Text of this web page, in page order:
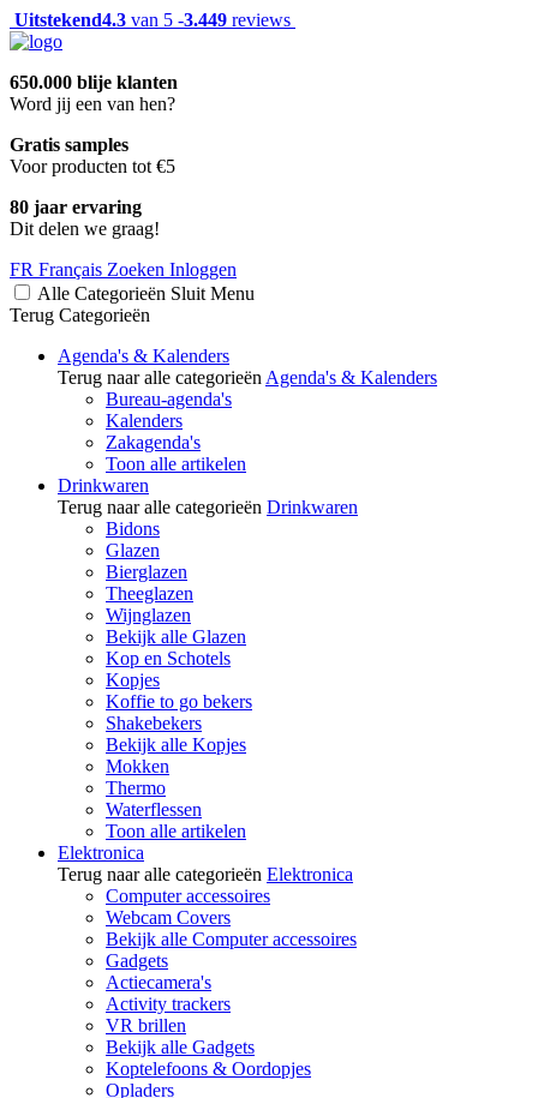
Uitstekend4.3 van 5 -3.449 reviews
650.000 blije klanten
Word jij een van hen?
Gratis samples
Voor producten tot €5
80 jaar ervaring
Dit delen we graag!
FR Français Zoeken Inloggen
Alle Categorieën Sluit Menu
Terug Categorieën
Agenda's & Kalenders
Terug naar alle categorieën Agenda's & Kalenders
Bureau-agenda's
Kalenders
Zakagenda's
Toon alle artikelen
Drinkwaren
Terug naar alle categorieën Drinkwaren
Bidons
Glazen
Bierglazen
Theeglazen
Wijnglazen
Bekijk alle Glazen
Kop en Schotels
Kopjes
Koffie to go bekers
Shakebekers
Bekijk alle Kopjes
Mokken
Thermo
Waterflessen
Toon alle artikelen
Elektronica
Terug naar alle categorieën Elektronica
Computer accessoires
Webcam Covers
Bekijk alle Computer accessoires
Gadgets
Actiecamera's
Activity trackers
VR brillen
Bekijk alle Gadgets
Koptelefoons & Oordopjes
Opladers